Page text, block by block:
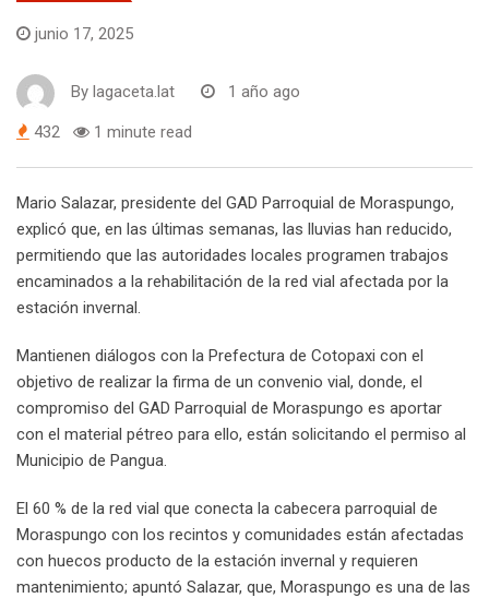
junio 17, 2025
By lagaceta.lat 1 año ago
432 1 minute read
Mario Salazar, presidente del GAD Parroquial de Moraspungo,
explicó que, en las últimas semanas, las lluvias han reducido,
permitiendo que las autoridades locales programen trabajos
encaminados a la rehabilitación de la red vial afectada por la
estación invernal.
Mantienen diálogos con la Prefectura de Cotopaxi con el
objetivo de realizar la firma de un convenio vial, donde, el
compromiso del GAD Parroquial de Moraspungo es aportar
con el material pétreo para ello, están solicitando el permiso al
Municipio de Pangua.
El 60 % de la red vial que conecta la cabecera parroquial de
Moraspungo con los recintos y comunidades están afectadas
con huecos producto de la estación invernal y requieren
mantenimiento; apuntó Salazar, que, Moraspungo es una de las